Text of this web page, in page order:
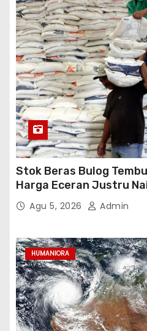
Stok Beras Bulog
Harga Eceran Justru
TurutAgu 5, 2026 Admin
HUMANIORA